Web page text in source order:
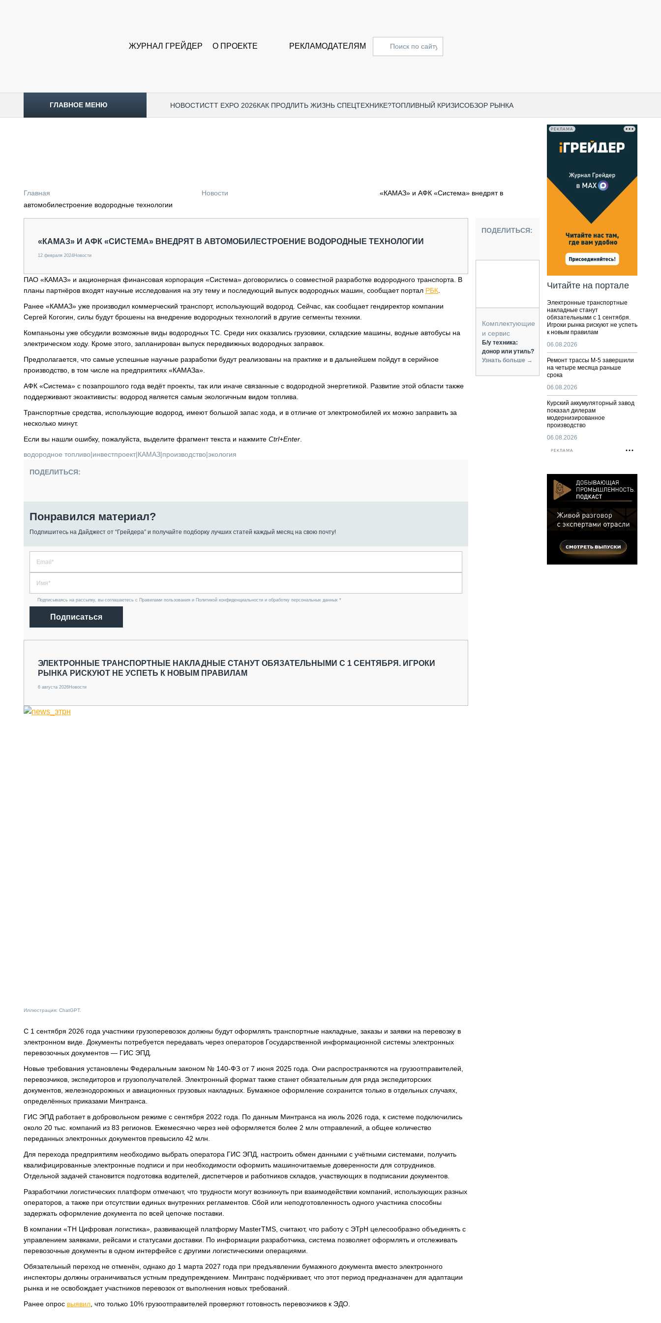
ЖУРНАЛ ГРЕЙДЕР О ПРОЕКТЕ РЕКЛАМОДАТЕЛЯМ
ГЛАВНОЕ МЕНЮ НОВОСТИCTT EXPO 2026КАК ПРОДЛИТЬ ЖИЗНЬ СПЕЦТЕХНИКЕ?ТОПЛИВНЫЙ КРИЗИСОБЗОР РЫНКА
ОБЗОР РЫНКА
ГРУЗОПЕРЕВОЗКИ
ИСПЫТАТЕЛИ
ТЕХНОЛОГИИ
ДОРОЖНАЯ ИНДУСТРИЯ
СЕРВИСМЕНЫ
ПОДЪЁМНАЯ ТЕХНИКА
ПАССАЖИРСКИЙ ТРАНСПОРТ
КАРЬЕРНАЯ ТЕХНИКА
ЛОГИСТИКА И СКЛАД
АВТОМАТИЗАЦИЯ И ТЕХНОЛОГИИ
Главная Новости
«КАМАЗ» и АФК «Система» внедрят в
автомобилестроение водородные технологии
«КАМАЗ» И АФК «СИСТЕМА» ВНЕДРЯТ В АВТОМОБИЛЕСТРОЕНИЕ ВОДОРОДНЫЕ ТЕХНОЛОГИИ
12 февраля 2024Новости
ПАО «КАМАЗ» и акционерная финансовая корпорация «Система» договорились о совместной разработке водородного транспорта. В
планы партнёров входят научные исследования на эту тему и последующий выпуск водородных машин, сообщает портал РБК
Ранее «КАМАЗ» уже производил коммерческий транспорт, использующий водород. Сейчас, как сообщает гендиректор компании
Сергей Когогин, силы будут брошены на внедрение водородных технологий в другие сегменты техники.
Компаньоны уже обсудили возможные виды водородных ТС. Среди них оказались грузовики, складские машины, водные автобусы на
электрическом ходу. Кроме этого, запланирован выпуск передвижных водородных заправок.
Предполагается, что самые успешные научные разработки будут реализованы на практике и в дальнейшем пойдут в серийное
производство, в том числе на предприятиях «КАМАЗа».
АФК «Система» с позапрошлого года ведёт проекты, так или иначе связанные с водородной энергетикой. Развитие этой области также
поддерживают экоактивисты: водород является самым экологичным видом топлива.
Транспортные средства, использующие водород, имеют большой запас хода, и в отличие от электромобилей их можно заправить за
несколько минут.
Если вы нашли ошибку, пожалуйста, выделите фрагмент текста и нажмите Ctrl+Enter
водородное топливо|инвестпроект|КАМАЗ|производство|экология
ПОДЕЛИТЬСЯ:
Понравился материал?
Подпишитесь на Дайджест от “Грейдера” и получайте подборку лучших статей каждый месяц на свою почту!
Подписываясь на рассылку, вы соглашаетесь с Правилами пользования и Политикой конфиденциальности и обработку персональных данных *
Подписаться
ЭЛЕКТРОННЫЕ ТРАНСПОРТНЫЕ НАКЛАДНЫЕ СТАНУТ ОБЯЗАТЕЛЬНЫМИ С 1 СЕНТЯБРЯ. ИГРОКИ
РЫНКА РИСКУЮТ НЕ УСПЕТЬ К НОВЫМ ПРАВИЛАМ
6 августа 2026Новости
Иллюстрация: ChatGPT.
С 1 сентября 2026 года участники грузоперевозок должны будут оформлять транспортные накладные, заказы и заявки на перевозку в
электронном виде. Документы потребуется передавать через операторов Государственной информационной системы электронных
перевозочных документов — ГИС ЭПД.
Новые требования установлены Федеральным законом № 140-ФЗ от 7 июня 2025 года. Они распространяются на грузоотправителей,
перевозчиков, экспедиторов и грузополучателей. Электронный формат также станет обязательным для ряда экспедиторских
документов, железнодорожных и авиационных грузовых накладных. Бумажное оформление сохранится только в отдельных случаях,
определённых приказами Минтранса.
ГИС ЭПД работает в добровольном режиме с сентября 2022 года. По данным Минтранса на июль 2026 года, к системе подключились
около 20 тыс. компаний из 83 регионов. Ежемесячно через неё оформляется более 2 млн отправлений, а общее количество
переданных электронных документов превысило 42 млн.
Для перехода предприятиям необходимо выбрать оператора ГИС ЭПД, настроить обмен данными с учётными системами, получить
квалифицированные электронные подписи и при необходимости оформить машиночитаемые доверенности для сотрудников.
Отдельной задачей становится подготовка водителей, диспетчеров и работников складов, участвующих в подписании документов.
Разработчики логистических платформ отмечают, что трудности могут возникнуть при взаимодействии компаний, использующих разных
операторов, а также при отсутствии единых внутренних регламентов. Сбой или неподготовленность одного участника способны
задержать оформление документа по всей цепочке поставки.
В компании «ТН Цифровая логистика», развивающей платформу MasterTMS, считают, что работу с ЭТрН целесообразно объединять с
управлением заявками, рейсами и статусами доставки. По информации разработчика, система позволяет оформлять и отслеживать
перевозочные документы в одном интерфейсе с другими логистическими операциями.
Обязательный переход не отменён, однако до 1 марта 2027 года при предъявлении бумажного документа вместо электронного
инспекторы должны ограничиваться устным предупреждением. Минтранс подчёркивает, что этот период предназначен для адаптации
рынка и не освобождает участников перевозок от выполнения новых требований.
Ранее опрос выявил , что только 10% грузоотправителей проверяют готовность перевозчиков к ЭДО.
ПОДЕЛИТЬСЯ:
Комплектующие
и сервис
Б/у техника:
донор или утиль?
Узнать больше →
РЕКЛАМА
Читайте на портале
Электронные транспортные
накладные станут
обязательными с 1 сентября.
Игроки рынка рискуют не успеть
к новым правилам
06.08.2026
Ремонт трассы М-5 завершили
на четыре месяца раньше
срока
06.08.2026
Курский аккумуляторный завод
показал дилерам
модернизированное
производство
06.08.2026
РЕКЛАМА